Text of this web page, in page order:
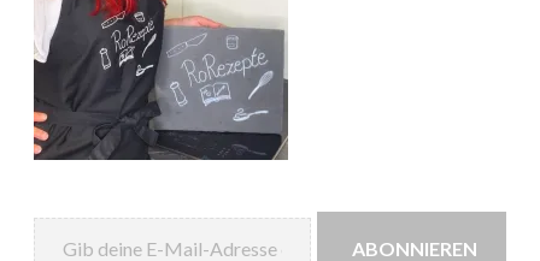
Gib deine E-Mail-Adresse ein ...
ABONNIEREN